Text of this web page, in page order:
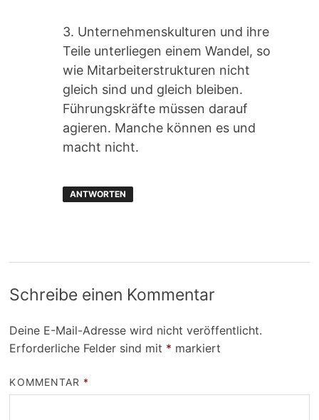
3. Unternehmenskulturen und ihre
Teile unterliegen einem Wandel, so
wie Mitarbeiterstrukturen nicht
gleich sind und gleich bleiben.
Führungskräfte müssen darauf
agieren. Manche können es und
macht nicht.
ANTWORTEN
Schreibe einen Kommentar
Deine E-Mail-Adresse wird nicht veröffentlicht.
Erforderliche Felder sind mit * markiert
KOMMENTAR *